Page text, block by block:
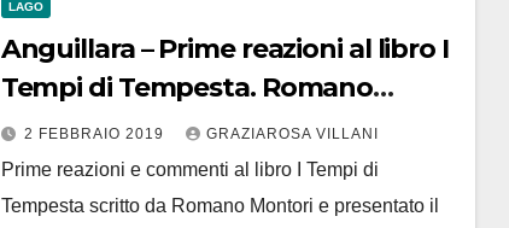
LAGO
Anguillara – Prime reazioni al libro I
Tempi di Tempesta. Romano
Montori risponde
2 FEBBRAIO 2019 GRAZIAROSA VILLANI
Prime reazioni e commenti al libro I Tempi di
Tempesta scritto da Romano Montori e presentato il